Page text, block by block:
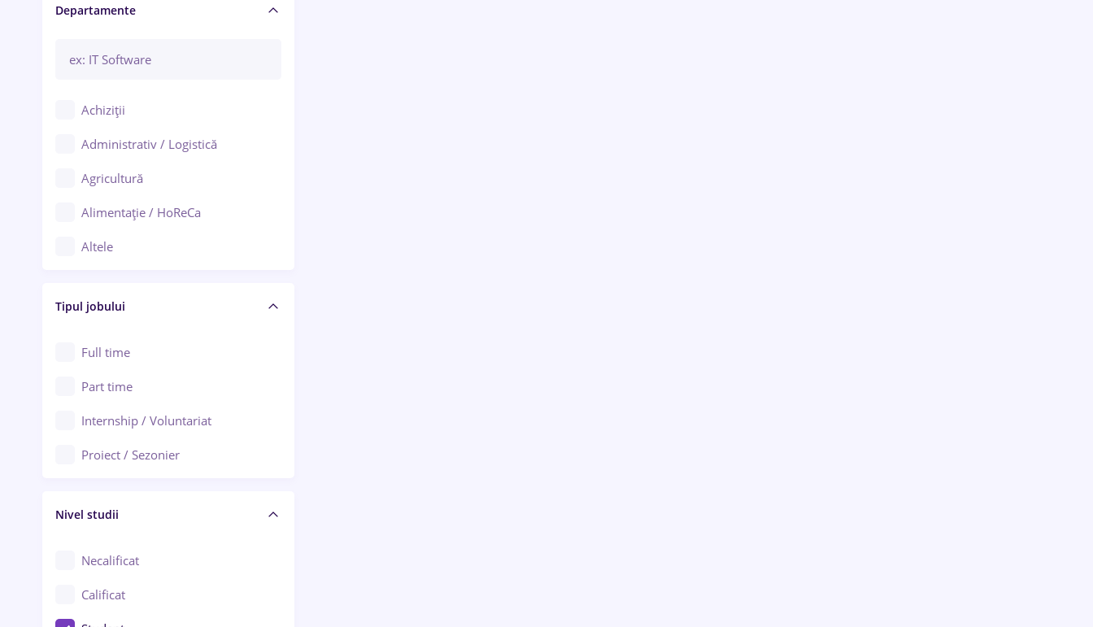
Brașov
Bacău
Galați (Galați)
Ploiești
Arad
Baia Mare
Bârlad
Bistrița (Bistrița-Năsăud)
Departamente
Achiziții
Administrativ / Logistică
Agricultură
Alimentație / HoReCa
Altele
Asigurări
Au pair / Babysitter / Curățenie
Audit / Consultanță
Auto / Echipamente
Automatizări
Cercetare - dezvoltare
Chimie / Biochimie
Confecții / Design vestimentar
Construcții / Instalații
Tipul jobului
Full time
Part time
Internship / Voluntariat
Proiect / Sezonier
Nivel studii
Necalificat
Calificat